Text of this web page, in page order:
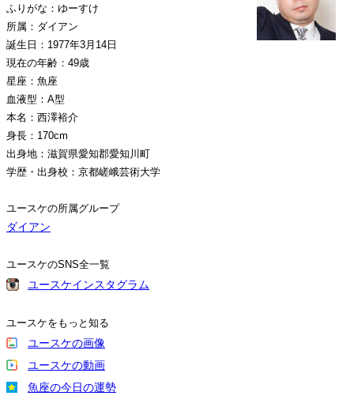
ふりがな：ゆーすけ
所属：ダイアン
誕生日：1977年3月14日
現在の年齢：49歳
星座：魚座
血液型：A型
本名：西澤裕介
身長：170cm
出身地：滋賀県愛知郡愛知川町
学歴・出身校：京都嵯峨芸術大学
ユースケの所属グループ
ダイアン
ユースケのSNS全一覧
ユースケインスタグラム
ユースケをもっと知る
ユースケの画像
ユースケの動画
魚座の今日の運勢